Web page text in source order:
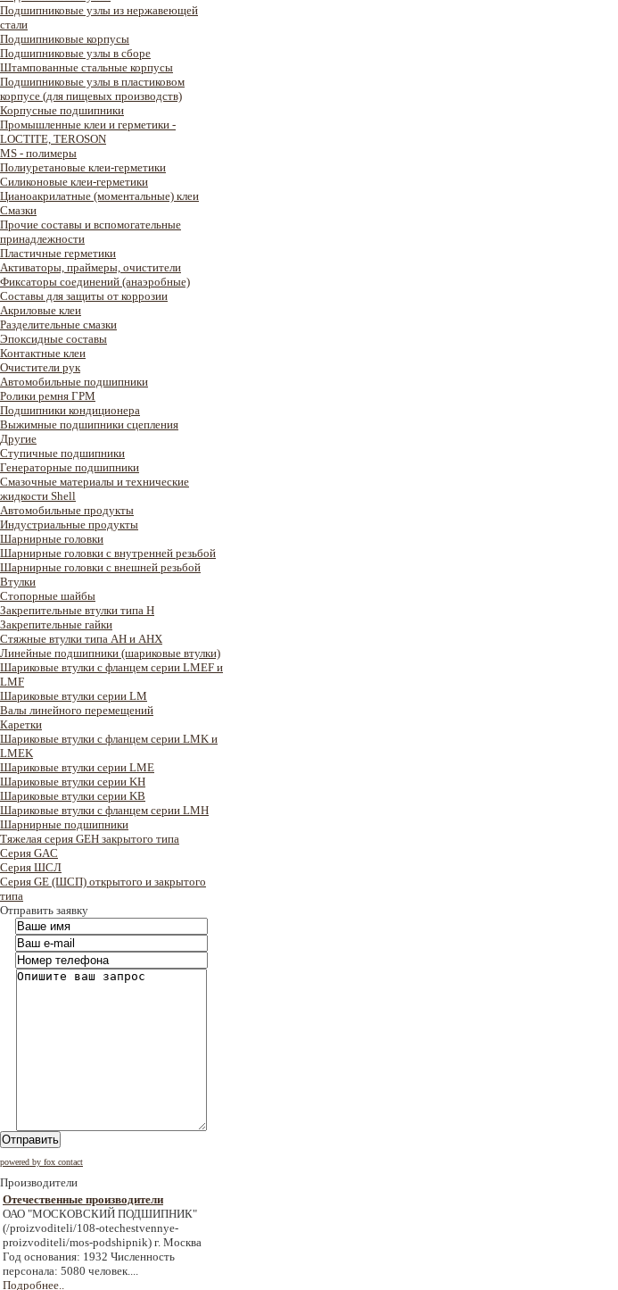
Подшипниковые узлы из нержавеющей
стали
Подшипниковые корпусы
Подшипниковые узлы в сборе
Штампованные стальные корпусы
Подшипниковые узлы в пластиковом
корпусе (для пищевых производств)
Корпусные подшипники
Промышленные клеи и герметики -
LOCTITE, TEROSON
MS - полимеры
Полиуретановые клеи-герметики
Силиконовые клеи-герметики
Цианоакрилатные (моментальные) клеи
Смазки
Прочие составы и вспомогательные
принадлежности
Пластичные герметики
Активаторы, праймеры, очистители
Фиксаторы соединений (анаэробные)
Составы для защиты от коррозии
Акриловые клеи
Разделительные смазки
Эпоксидные составы
Контактные клеи
Очистители рук
Автомобильные подшипники
Ролики ремня ГРМ
Подшипники кондиционера
Выжимные подшипники сцепления
Другие
Ступичные подшипники
Генераторные подшипники
Смазочные материалы и технические
жидкости Shell
Автомобильные продукты
Индустриальные продукты
Шарнирные головки
Шарнирные головки с внутренней резьбой
Шарнирные головки с внешней резьбой
Втулки
Стопорные шайбы
Закрепительные втулки типа H
Закрепительные гайки
Стяжные втулки типа AH и AHX
Линейные подшипники (шариковые втулки)
Шариковые втулки с фланцем серии LMEF и
LMF
Шариковые втулки серии LM
Валы линейного перемещений
Каретки
Шариковые втулки с фланцем серии LMK и
LMEK
Шариковые втулки серии LME
Шариковые втулки серии KH
Шариковые втулки серии KB
Шариковые втулки с фланцем серии LMH
Шарнирные подшипники
Тяжелая серия GEH закрытого типа
Серия GAC
Cерия ШСЛ
Серия GE (ШСП) открытого и закрытого
типа
Отправить заявку
Отправить
powered by fox contact
Производители
Отечественные производители
ОАО "МОСКОВСКИЙ ПОДШИПНИК"
(/proizvoditeli/108-otechestvennye-
proizvoditeli/mos-podshipnik) г. Москва
Год основания: 1932 Численность
персонала: 5080 человек....
Подробнее..